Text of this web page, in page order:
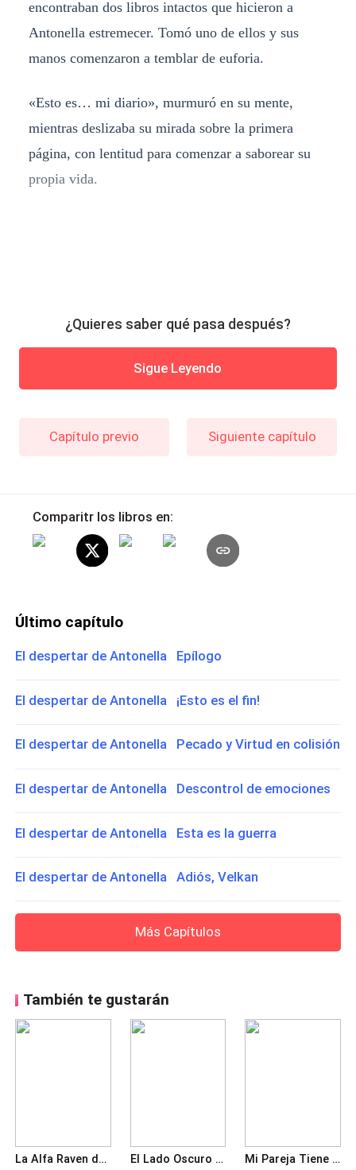
encontraban dos libros intactos que hicieron a
Antonella estremecer. Tomó uno de ellos y sus
manos comenzaron a temblar de euforia.
«Esto es… mi diario», murmuró en su mente,
mientras deslizaba su mirada sobre la primera
página, con lentitud para comenzar a saborear su
propia vida.
¿Quieres saber qué pasa después?
Sigue Leyendo
Capítulo previo Siguiente capítulo
Comparitr los libros en:
Último capítulo
El despertar de Antonella Epílogo
El despertar de Antonella ¡Esto es el fin!
El despertar de Antonella Pecado y Virtud en colisión
El despertar de Antonella Descontrol de emociones
El despertar de Antonella Esta es la guerra
El despertar de Antonella Adiós, Velkan
Más Capítulos
También te gustarán
La Alfa Raven de Esclava a Reina El Lado Oscuro del Destino Mi Pareja Tiene Dos Lobos